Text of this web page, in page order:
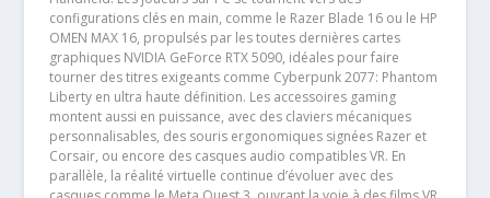
configurations clés en main, comme le Razer Blade 16 ou le HP
OMEN MAX 16, propulsés par les toutes dernières cartes
graphiques NVIDIA GeForce RTX 5090, idéales pour faire
tourner des titres exigeants comme Cyberpunk 2077: Phantom
Liberty en ultra haute définition. Les accessoires gaming
montent aussi en puissance, avec des claviers mécaniques
personnalisables, des souris ergonomiques signées Razer et
Corsair, ou encore des casques audio compatibles VR. En
parallèle, la réalité virtuelle continue d’évoluer avec des